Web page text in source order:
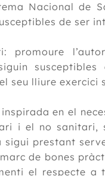
Nacional de
de ser
promoure
seu lliure exercici
inspirada en el
i el no sanitari,
sigui prestant
de bones
el respecte